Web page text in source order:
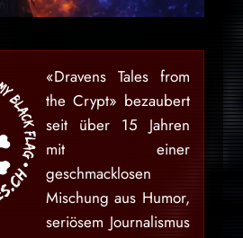
«Dravens Tales from
the Crypt» bezaubert
seit über 15 Jahren
mit einer
geschmacklosen
Mischung aus Humor,
seriösem Journalismus